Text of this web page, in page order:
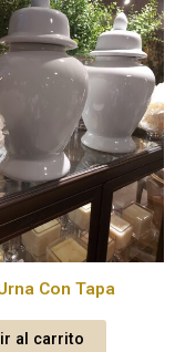
Con Tapa
al carrito